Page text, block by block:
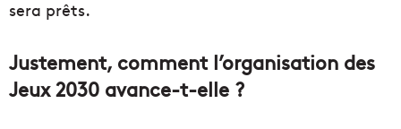
sera prêts.
Justement, comment l’organisation des
Jeux 2030 avance-t-elle ?